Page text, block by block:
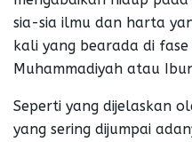
sia-sia ilmu dan harta
kali yang bearada di
Muhammadiyah atau
Seperti yang dijelaskan
yang sering dijumpai